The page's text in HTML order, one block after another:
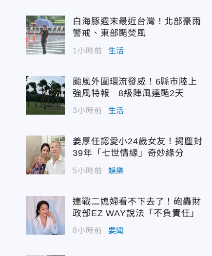
白海豚週末最近台灣！北部豪雨
警戒、東部颳焚風
1小時前 生活
颱風外圍環流發威！6縣市陸上
強風特報 8級陣風連颳2天
3小時前 生活
姜厚任認愛小24歲女友！揭塵封
39年「七世情緣」奇妙緣分
5小時前 娛樂
連戰二媳婦看不下去了！砲轟財
政部EZ WAY說法「不負責任」
8小時前 要聞